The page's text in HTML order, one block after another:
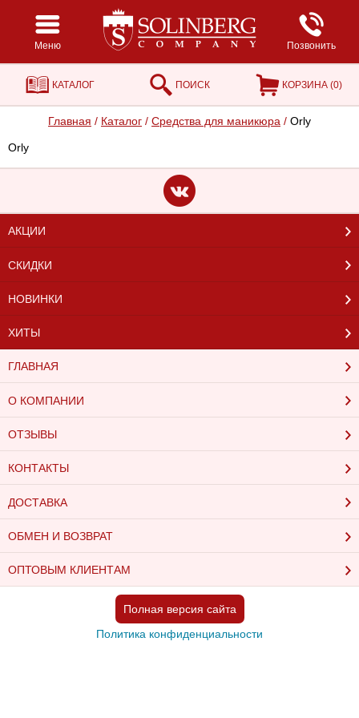
Меню Позвонить
КАТАЛОГ ПОИСК КОРЗИНА (0)
Главная / Каталог / Средства для маникюра / Orly
Orly
АКЦИИ
СКИДКИ
НОВИНКИ
ХИТЫ
ГЛАВНАЯ
О КОМПАНИИ
ОТЗЫВЫ
КОНТАКТЫ
ДОСТАВКА
ОБМЕН И ВОЗВРАТ
ОПТОВЫМ КЛИЕНТАМ
Полная версия сайта
Политика конфиденциальности